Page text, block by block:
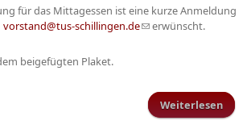
für das Mittagessen ist eine kurze Anmeldung
vorstand@tus-schillingen.de(Link sendet E-Mail)
erwünscht.
beigefügten Plaket.
Weiterlesen